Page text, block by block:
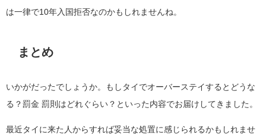
は一律で10年入国拒否なのかもしれませんね。
まとめ
いかがだったでしょうか。もしタイでオーバーステイするとどうな
る？罰金 罰則はどれぐらい？といった内容でお届けしてきました。
最近タイに来た人からすれば妥当な処置に感じられるかもしれませ